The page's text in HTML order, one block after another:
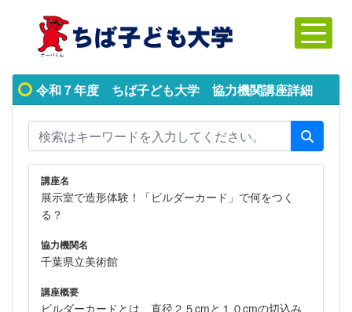
令和７年度 ちば子ども大学 協力機関講座詳細
講座名
展示室で造形体験！「ビルダーカード」で何をつく
る？
協力機関名
千葉県立美術館
講座概要
ビルダーカードとは、直径２５cmと１０cmの切込み